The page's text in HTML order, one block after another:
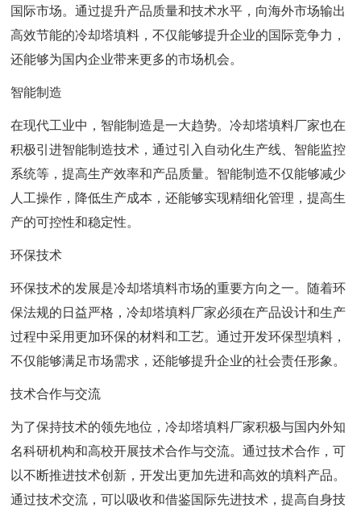
国际市场。通过提升产品质量和技术水平，向海外市场输出
高效节能的冷却塔填料，不仅能够提升企业的国际竞争力，
还能够为国内企业带来更多的市场机会。
智能制造
在现代工业中，智能制造是一大趋势。冷却塔填料厂家也在
积极引进智能制造技术，通过引入自动化生产线、智能监控
系统等，提高生产效率和产品质量。智能制造不仅能够减少
人工操作，降低生产成本，还能够实现精细化管理，提高生
产的可控性和稳定性。
环保技术
环保技术的发展是冷却塔填料市场的重要方向之一。随着环
保法规的日益严格，冷却塔填料厂家必须在产品设计和生产
过程中采用更加环保的材料和工艺。通过开发环保型填料，
不仅能够满足市场需求，还能够提升企业的社会责任形象。
技术合作与交流
为了保持技术的领先地位，冷却塔填料厂家积极与国内外知
名科研机构和高校开展技术合作与交流。通过技术合作，可
以不断推进技术创新，开发出更加先进和高效的填料产品。
通过技术交流，可以吸收和借鉴国际先进技术，提高自身技